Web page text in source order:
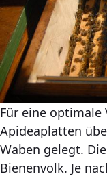
Für eine optimale
Apideaplatten
Waben gelegt.
Bienenvolk. Je